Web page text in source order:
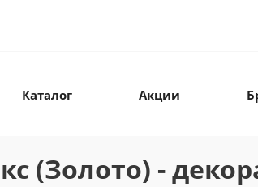
Каталог Акции
(Золото) -